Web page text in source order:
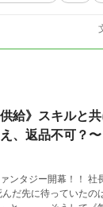
給》スキルと
、返品不可？〜
ンタジー開幕！！
んだ先に待っていた